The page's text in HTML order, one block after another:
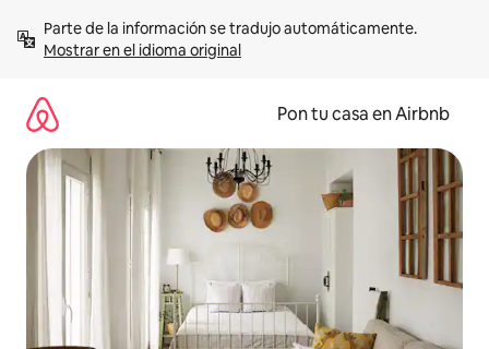
contenidoMostrar en el idioma original
Pon tu casa en Airbnb